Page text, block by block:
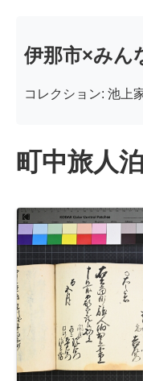
伊那市×みん
コレクション: 池上
町中旅人